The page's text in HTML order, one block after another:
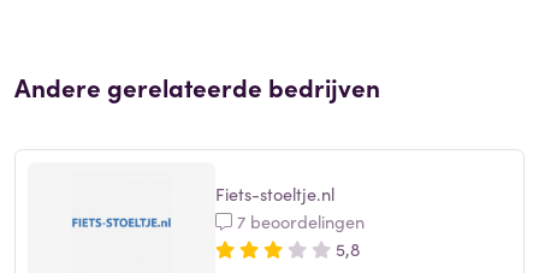
Andere gerelateerde bedrijven
Fiets-stoeltje.nl
7 beoordelingen
5,8